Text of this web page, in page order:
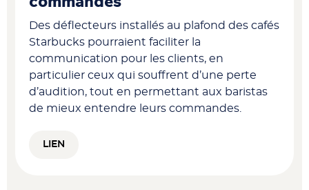
Des déflecteurs installés au plafond des cafés
Starbucks pourraientfaciliter la
communication pour les clients, en
particulier ceux qui souffrent d’une perte
d’audition, tout en permettant aux baristas
de mieux entendre leurs commandes.
LIEN